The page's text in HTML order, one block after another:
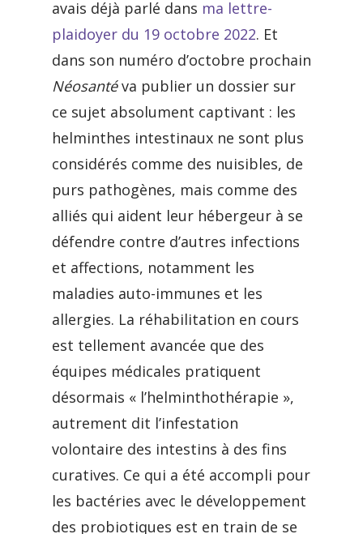
avais déjà parlé dans ma lettre-
plaidoyer du 19 octobre 2022. Et
dans son numéro d’octobre prochain
Néosantéva publier un dossier sur
ce sujet absolument captivant : les
helminthes intestinaux ne sont plus
considérés comme des nuisibles, de
purs pathogènes, mais comme des
alliés qui aident leur hébergeur à se
défendre contre d’autres infections
et affections, notamment les
maladies auto-immunes et les
allergies. La réhabilitation en cours
est tellement avancée que des
équipes médicales pratiquent
désormais « l’helminthothérapie »,
autrement dit l’infestation
volontaire des intestins à des fins
curatives. Ce qui a été accompli pour
les bactéries avec le développement
des probiotiques est en train de se